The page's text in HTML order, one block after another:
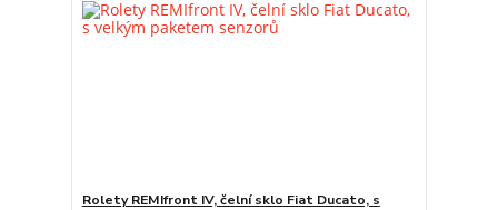
Rolety REMIfront IV, čelní sklo Fiat Ducato, s